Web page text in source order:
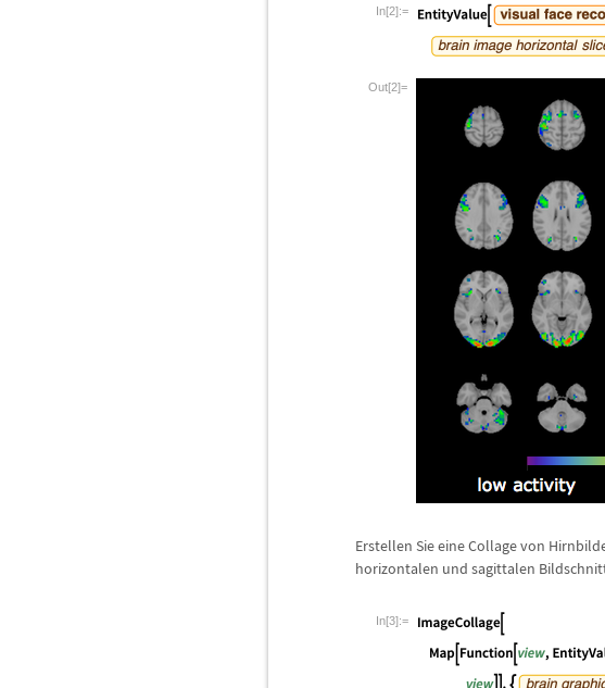
In[2]:=
Out[2]=
Erstellen Sie eine Collage von
horizontalen und sagittalen
In[3]:=